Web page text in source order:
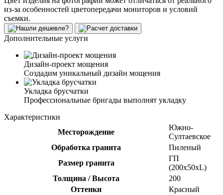
из-за особенностей цветопередачи мониторов и условий
съемки.
Дополнительные услуги
Дизайн-проект мощения
Создадим уникальный дизайн мощения
Укладка брусчатки
Профессиональные бригады выполнят укладку
Характеристики
Месторождение
Южно-
Султаевское
Обработка гранита
Пиленый
Размер гранита
ГП
(200x50xL)
Толщина / Высота
200
Оттенки
Красный